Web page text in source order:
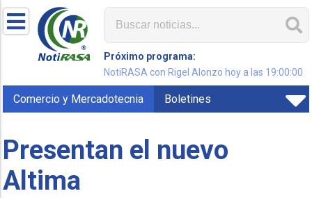
Próximo programa:
NotiRASA con Rigel Alonzo hoy a las 19:00:00
Comercio y Mercadotecnia Boletines
Presentan el nuevo
Altima